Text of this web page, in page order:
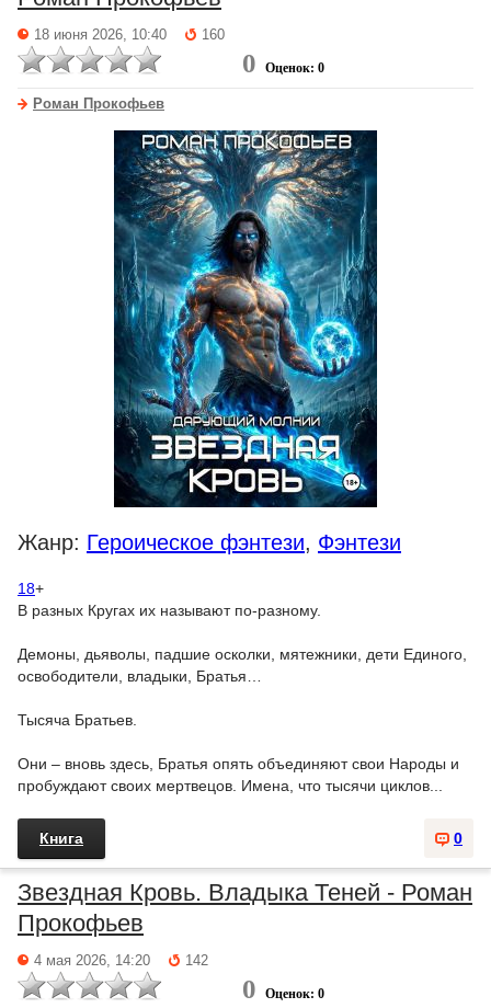
18 июня 2026, 10:40 160
0 Оценок: 0
Роман Прокофьев
Жанр: Героическое фэнтези, Фэнтези
18+
В разных Кругах их называют по-разному.
Демоны, дьяволы, падшие осколки, мятежники, дети Единого,
освободители, владыки, Братья…
Тысяча Братьев.
Они – вновь здесь, Братья опять объединяют свои Народы и
пробуждают своих мертвецов. Имена, что тысячи циклов...
0
Книга
Звездная Кровь. Владыка Теней - Роман
Прокофьев
4 мая 2026, 14:20 142
0 Оценок: 0